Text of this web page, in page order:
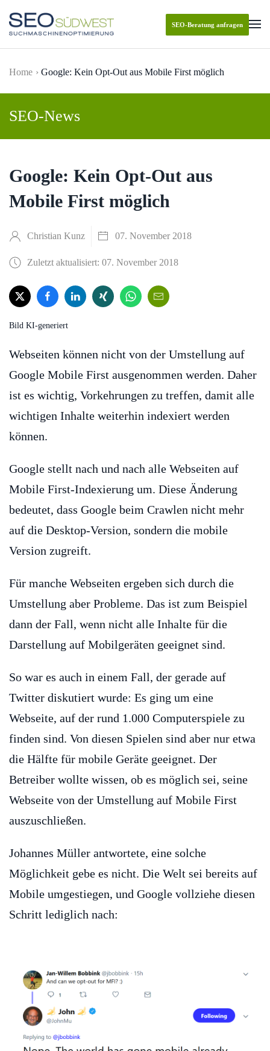
Skip to main content
SEO-Beratung anfragen
Home Google: Kein Opt-Out aus Mobile First möglich
SEO-News
Google: Kein Opt-Out aus
Mobile First möglich
Christian Kunz 07. November 2018
Zuletzt aktualisiert: 07. November 2018
Bild KI-generiert
Webseiten können nicht von der Umstellung auf
Google Mobile First ausgenommen werden. Daher
ist es wichtig, Vorkehrungen zu treffen, damit alle
wichtigen Inhalte weiterhin indexiert werden
können.
Google stellt nach und nach alle Webseiten auf
Mobile First-Indexierung um. Diese Änderung
bedeutet, dass Google beim Crawlen nicht mehr
auf die Desktop-Version, sondern die mobile
Version zugreift.
Für manche Webseiten ergeben sich durch die
Umstellung aber Probleme. Das ist zum Beispiel
dann der Fall, wenn nicht alle Inhalte für die
Darstellung auf Mobilgeräten geeignet sind.
So war es auch in einem Fall, der gerade auf
Twitter diskutiert wurde: Es ging um eine
Webseite, auf der rund 1.000 Computerspiele zu
finden sind. Von diesen Spielen sind aber nur etwa
die Hälfte für mobile Geräte geeignet. Der
Betreiber wollte wissen, ob es möglich sei, seine
Webseite von der Umstellung auf Mobile First
auszuschließen.
Johannes Müller antwortete, eine solche
Möglichkeit gebe es nicht. Die Welt sei bereits auf
Mobile umgestiegen, und Google vollziehe diesen
Schritt lediglich nach: